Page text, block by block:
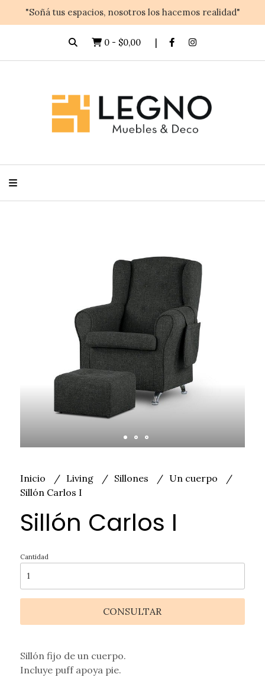
"Soñá tus espacios, nosotros los hacemos realidad"
0 - $0,00
Inicio Living Sillones
Un cuerpo
Sillón Carlos I
Sillón Carlos I
Cantidad
CONSULTAR
Sillón fijo de un cuerpo.
Incluye puff apoya pie.